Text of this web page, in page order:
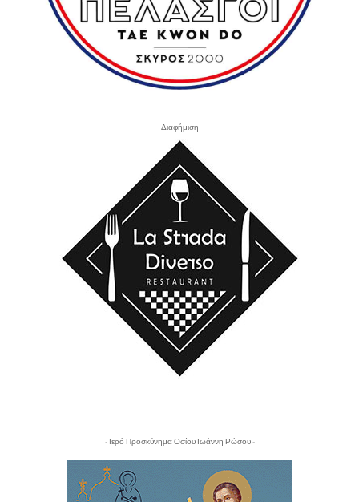
- Διαφήμιση -
- Ιερό Προσκύνημα Οσίου Ιωάννη Ρώσου -